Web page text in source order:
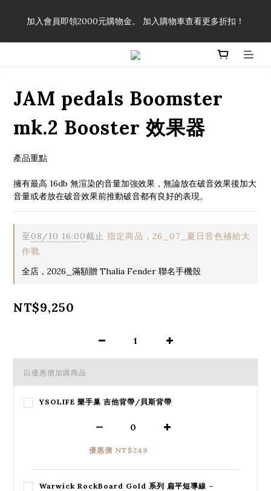
享有弦線、配件終生89折優惠！
加入會員即領2000元購物金。 加入購物車查看更多折扣！
「一生弦命！」單筆購買弦線、配件滿$999（不含運費），即可
JAM pedals Boomster
mk.2 Booster 效果器
產品重點
擁有最高 16db 無渲染的音量加強效果，無論放在破音效果後加大
音量或者放在破音效果前推動破音都有良好的表現。
至08/10 16:00截止 指定商品，26_07_夏日音色補給大
作戰
全店，2026_滿額贈 Thalia Fender 聯名手機殼
NT$9,250
以優惠價加購商品
YSOLIFE 樂手巢 吉他背帶/貝斯背帶
優惠價 NT$249
Warwick RockBoard Gold 系列 扁平短導線 –